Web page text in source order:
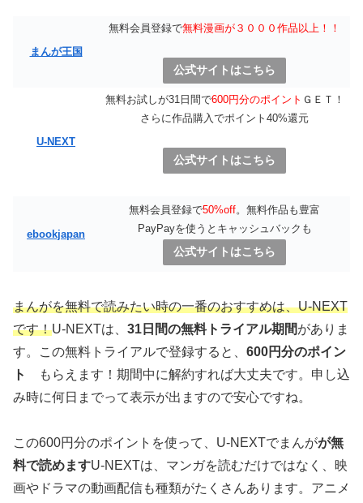
まんが王国
無料会員登録で無料漫画が３０００作品以上！！
公式サイトはこちら
U-NEXT
無料お試しが31日間で600円分のポイント ＧＥＴ！
さらに作品購入でポイント40%還元
公式サイトはこちら
ebookjapan
無料会員登録で50%off。無料作品も豊富
PayPayを使うとキャッシュバックも
公式サイトはこちら
まんがを無料で読みたい時の一番のおすすめは、U-NEXT
です！U-NEXTは、 31日間の無料トライアル期間がありま
す。この無料トライアルで登録すると、 600円分のポイン
ト
もらえます！期間中に解約すれば大丈夫です。申し込
み時に何日までって表示が出ますので安心ですね。
この600円分のポイントを使って、U-NEXTでまんがが無
料で読めますU-NEXTは、マンガを読むだけではなく、映
画やドラマの動画配信も種類がたくさんあります。アニメ